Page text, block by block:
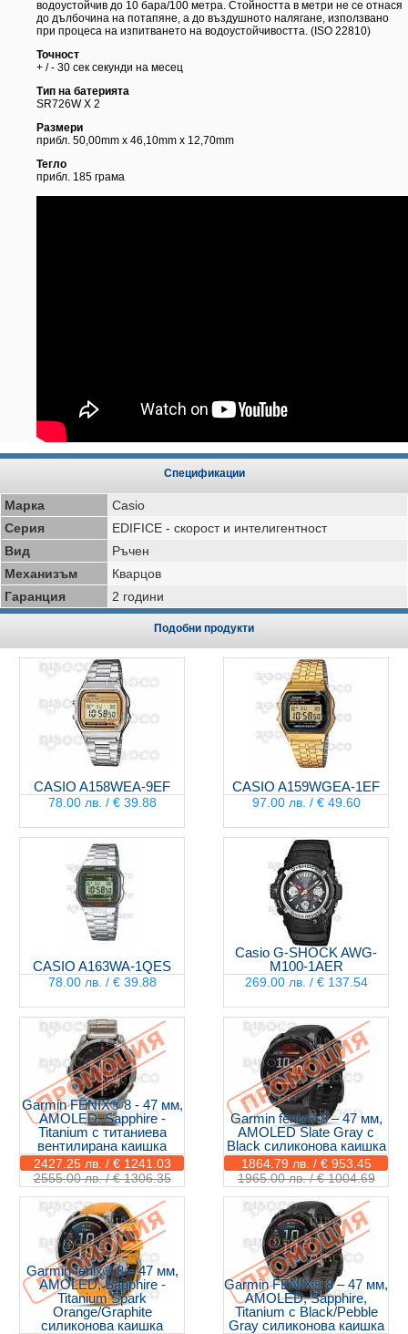
водоустойчив до 10 бара/100 метра. Стойността в метри не се отнася
до дълбочина на потапяне, а до въздушното налягане, използвано
при процеса на изпитването на водоустойчивостта. (ISO 22810)
Точност
+ / - 30 сек секунди на месец
Тип на батерията
SR726W X 2
Размери
прибл. 50,00mm x 46,10mm x 12,70mm ​​
Тегло
прибл. 185 грама
Спецификации
Марка
Casio
Серия
EDIFICE - скорост и интелигентност
Вид
Ръчен
Механизъм
Кварцов
Гаранция
2 години
Подобни продукти
CASIO A158WEA-9EF
78.00 лв. / € 39.88
CASIO A159WGEA-1EF
97.00 лв. / € 49.60
CASIO A163WA-1QES
78.00 лв. / € 39.88
Casio G-SHOCK AWG-
M100-1AER
269.00 лв. / € 137.54
Garmin FĒNIX® 8 - 47 мм,
AMOLED, Sapphire -
Titanium с титаниева
вентилирана каишка
2427.25 лв. / € 1241.03
2555.00 лв. / € 1306.35
Garmin fēnix® 8 – 47 мм,
AMOLED Slate Gray с
Black силиконова каишка
1864.79 лв. / € 953.45
1965.00 лв. / € 1004.69
Garmin fēnix® 8 – 47 мм,
AMOLED, Sapphire -
Titanium Spark
Orange/Graphite
силиконова каишка
Garmin FĒNIX® 8 – 47 мм,
AMOLED, Sapphire,
Titanium с Black/Pebble
Gray силиконова каишка